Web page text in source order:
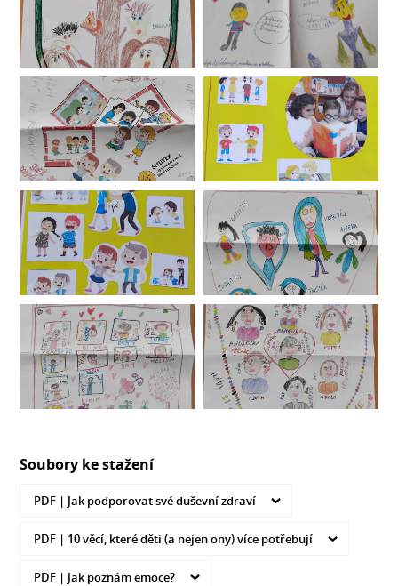
Soubory ke stažení
PDF | Jak podporovat své duševní zdraví
PDF | 10 věcí, které děti (a nejen ony) více potřebují
PDF | Jak poznám emoce?